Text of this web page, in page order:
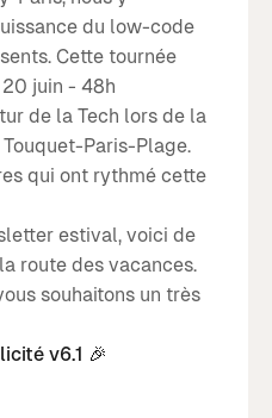
du low-code
Cette tournée
20 juin - 48h
de la Tech lors de la
Touquet-Paris-Plage.
qui ont rythmé cette
estival, voici de
route des vacances.
souhaitons un très
v6.1 🎉